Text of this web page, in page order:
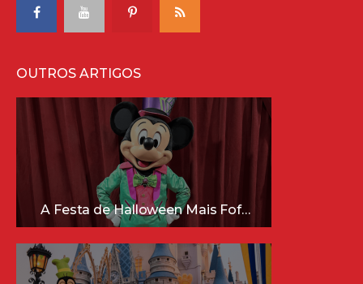
OUTROS ARTIGOS
A Festa de Halloween Mais Fofa da Disney Está Chegando!